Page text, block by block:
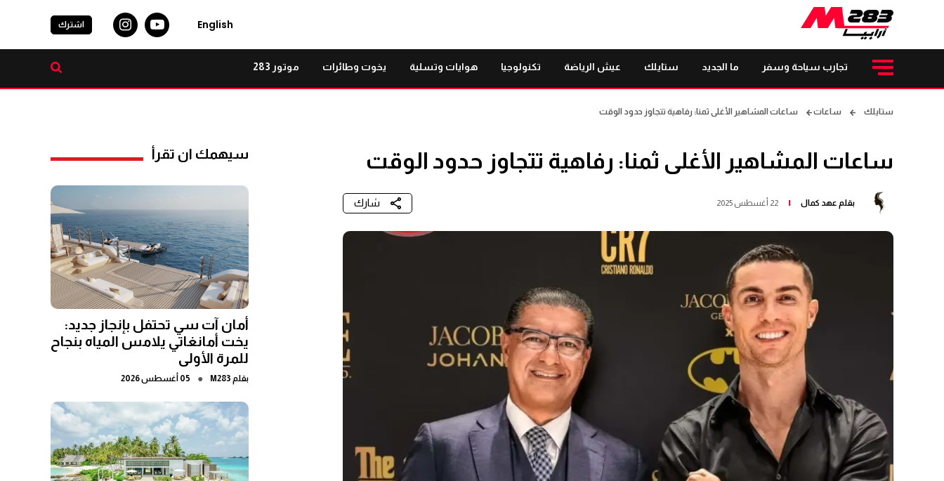
English اشترك
تجارب سياحة وسفر ما الجديد ستايلك عيش الرياضة تكنولوجيا هوايات وتسلية يخوت وطائرات موتور 283
ستايلك ساعات ساعات المشاهير الأغلى ثمنا: رفاهية تتجاوز حدود الوقت
ساعات المشاهير الأغلى ثمنا: رفاهية تتجاوز حدود الوقت
بقلم عهد كمال 22 أغسطس 2025 شارك
سيهمك ان تقرأ
أمان آت سي تحتفل بإنجاز جديد:
يخت أمانغاتي يلامس المياه بنجاح
للمرة الأولى
بقلم M283
● 05 أغسطس 2026